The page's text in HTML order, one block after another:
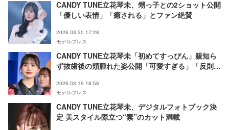
CANDY TUNE立花琴未、甥っ子との2ショット公開
「優しい表情」「癒される」とファン絶賛
2026.03.20 17:28
モデルプレス
CANDY TUNE立花琴未「初めてすっぴん」親知ら
ず抜歯後の頬腫れた姿公開「可愛すぎる」「反則級
2026.03.19 18:58
モデルプレス
CANDY TUNE立花琴未、デジタルフォトブック決
定 美スタイル際立つ“素”のカット満載